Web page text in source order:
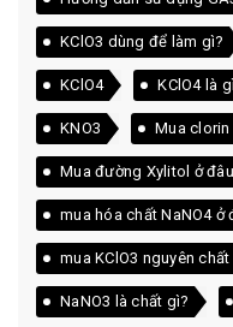
KClO3 dùng để làm gì?
KClO4 KClO4 là
KNO3 Mua clorin
Mua đường Xylitol ở
mua hóa chất NaNO4 ở
mua KClO3 nguyên chất
NaNO3 là chất gì?